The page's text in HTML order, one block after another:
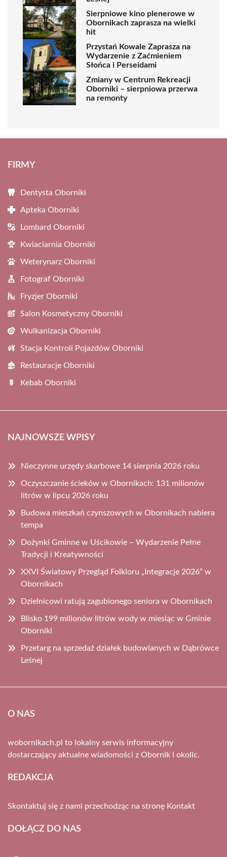
Sierpniowe kino plenerowe w
Obornikach zaprasza na wielki
hit
Przystań Kowale Zaprasza na
Wydarzenie z Zaćmieniem
Słońca i Perseidami
Zmiany w Centrum Rekreacji
Oborniki – sierpniowa przerwa
na remonty
FIRMY
Dentysta Oborniki
Apteka Oborniki
Lombard Oborniki
Kwiaciarnia Oborniki
Weterynarz Oborniki
Fotograf Oborniki
Fryzjer Oborniki
Salon Kosmetyczny Oborniki
Wulkanizacja Oborniki
Stacja Kontroli Pojazdów Oborniki
Restauracje Oborniki
Kebab Oborniki
NAJNOWSZE WPISY
Nieczynne urzędy skarbowe 14 sierpnia 2026 roku
Oczyszczanie ścieków w Obornikach: 131 milionów
litrów w lipcu 2026 roku
Budowa mieszkań czynszowych w Obornikach nabiera
tempa
Dożynki Gminne w Uścikowie – Wydarzenie Pełne
Tradycji i Kreatywności
XXVI Światowy Przegląd Folkloru „Integracje 2026” w
Obornikach
Dzielnicowi ratują zagubionego seniora w Obornikach
Blisko 199 milionów litrów wody w miesiąc w Gminie
Oborniki
Przetarg na sprzedaż działek budowlanych w Dąbrówce
Leśnej
O NAS
wobornikach.pl to lokalny serwis informacyjny
dostarczający aktualne wiadomości z Obornik i okolic.
REDAKCJA
Skontaktuj się z nami przechodząc na stronę Kontakt
DOŁĄCZ DO NAS